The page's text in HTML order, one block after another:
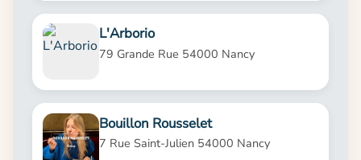
L'Arborio
79 Grande Rue 54000 Nancy
Bouillon Rousselet
7 Rue Saint-Julien 54000 Nancy